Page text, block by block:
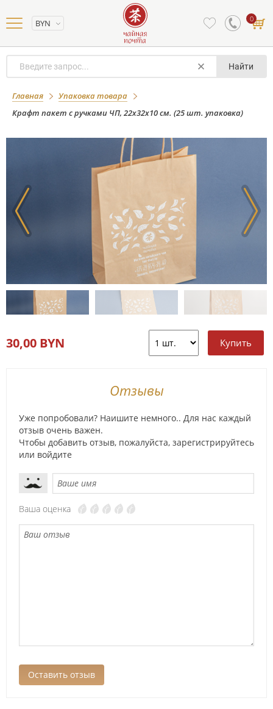
BYN 0
Найти
Главная
Упаковка товара
Крафт пакет с ручками ЧП, 22х32х10 см. (25 шт. упаковка)
Крафт пакет с ручками ЧП, 22х32х10
см. (25 шт. упаковка)
30,00 BYN
Отзывы
Уже попробовали? Наишите немного.. Для нас каждый
отзыв очень важен.
Чтобы добавить отзыв, пожалуйста, зарегистрируйтесь
или войдите
Ваша оценка